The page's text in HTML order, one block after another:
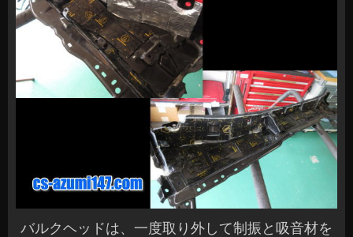
バルクヘッドは、一度取り外して制振と吸音材を